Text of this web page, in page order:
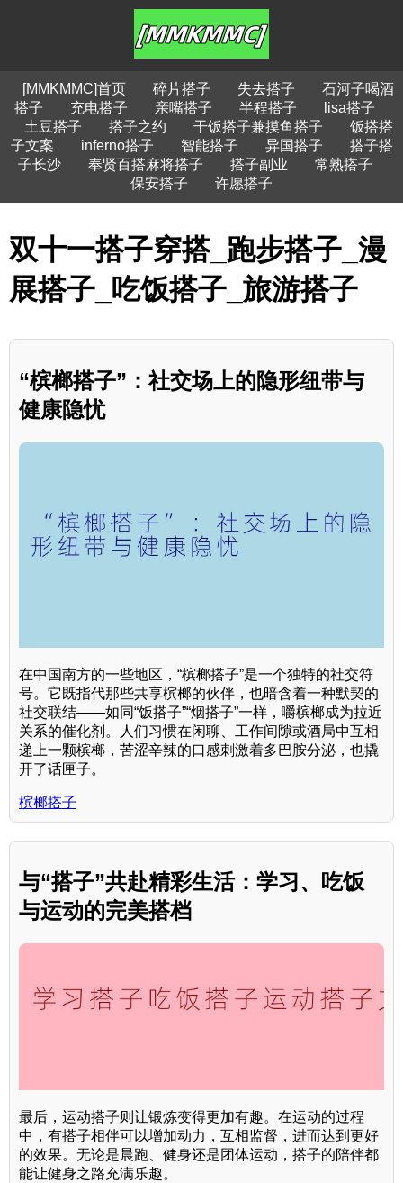
[MMKMMC]首页 碎片搭子 失去搭子
石河子喝酒
搭子
充电搭子 亲嘴搭子 半程搭子
lisa搭子
土豆搭子
搭子之约 干饭搭子兼摸鱼搭子
饭搭搭
子文案
inferno搭子 智能搭子 异国搭子
搭子搭
子长沙
奉贤百搭麻将搭子 搭子副业
常熟搭子
保安搭子
许愿搭子
双十一搭子穿搭_跑步搭子_漫
展搭子_吃饭搭子_旅游搭子
“槟榔搭子”：社交场上的隐形纽带与
健康隐忧
在中国南方的一些地区，“槟榔搭子”是一个独特的社交符
号。它既指代那些共享槟榔的伙伴，也暗含着一种默契的
社交联结——如同“饭搭子”“烟搭子”一样，嚼槟榔成为拉近
关系的催化剂。人们习惯在闲聊、工作间隙或酒局中互相
递上一颗槟榔，苦涩辛辣的口感刺激着多巴胺分泌，也撬
开了话匣子。
槟榔搭子
与“搭子”共赴精彩生活：学习、吃饭
与运动的完美搭档
最后，运动搭子则让锻炼变得更加有趣。在运动的过程
中，有搭子相伴可以增加动力，互相监督，进而达到更好
的效果。无论是晨跑、健身还是团体运动，搭子的陪伴都
能让健身之路充满乐趣。